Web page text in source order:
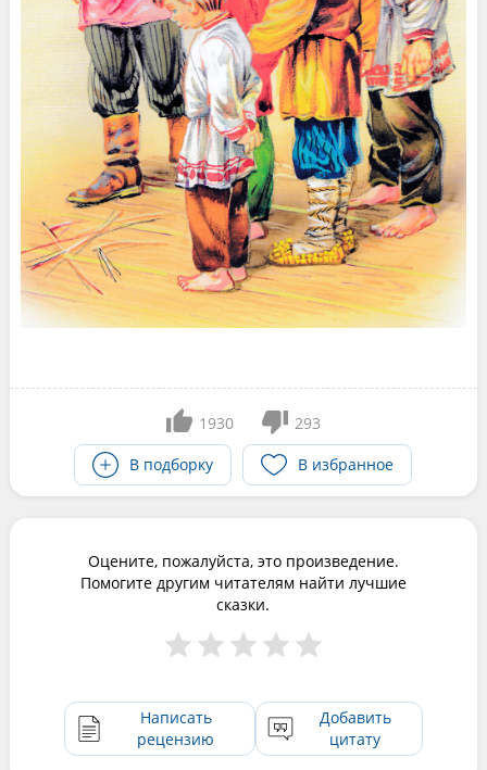
1930
293
В подборку
В избранное
Оцените, пожалуйста, это произведение.
Помогите другим читателям найти лучшие
сказки.
Написать
рецензию
Добавить
цитату